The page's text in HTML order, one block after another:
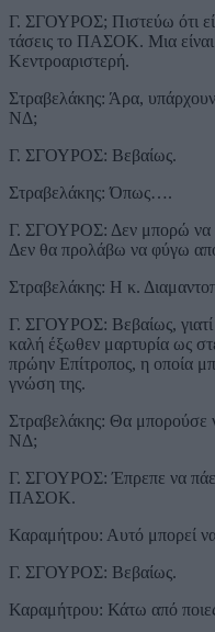
Γ. ΣΓΟΥΡΟΣ; Πιστεύω ότι
τάσεις το ΠΑΣΟΚ. Μια είναι
Κεντροαριστερή.
Στραβελάκης: Άρα,
ΝΔ;
Γ. ΣΓΟΥΡΟΣ: Βεβαίως.
Στραβελάκης: Όπως….
Γ. ΣΓΟΥΡΟΣ: Δεν μπορώ να
Δεν θα προλάβω να φύγω
Στραβελάκης: Η κ.
Γ. ΣΓΟΥΡΟΣ: Βεβαίως, γιατί
καλή έξωθεν μαρτυρία ως
πρώην Επίτροπος, η οποία
γνώση της.
Στραβελάκης: Θα μπορούσε
ΝΔ;
Γ. ΣΓΟΥΡΟΣ: Έπρεπε να πάει
ΠΑΣΟΚ.
Καραμήτρου: Αυτό μπορεί
Γ. ΣΓΟΥΡΟΣ: Βεβαίως.
Καραμήτρου: Κάτω από